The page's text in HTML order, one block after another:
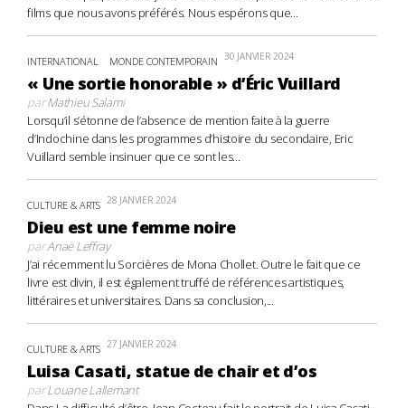
films que nous avons préférés. Nous espérons que...
INTERNATIONAL MONDE CONTEMPORAIN 30 JANVIER 2024
« Une sortie honorable » d’Éric Vuillard
parMathieu Salami
Lorsqu’il s’étonne de l’absence de mention faite à la guerre
d’Indochine dans les programmes d’histoire du secondaire, Eric
Vuillard semble insinuer que ce sont les...
CULTURE & ARTS 28 JANVIER 2024
Dieu est une femme noire
parAnaë Leffray
J’ai récemment lu Sorcières de Mona Chollet. Outre le fait que ce
livre est divin, il est également truffé de références artistiques,
littéraires et universitaires. Dans sa conclusion,...
CULTURE & ARTS 27 JANVIER 2024
Luisa Casati, statue de chair et d’os
parLouane Lallemant